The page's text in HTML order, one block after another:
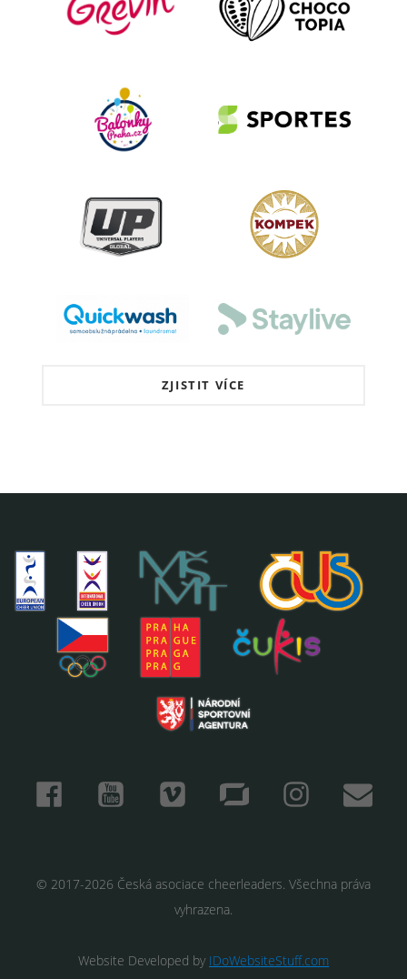
ZJISTIT VÍCE
© 2017-2026 Česká asociace cheerleaders. Všechna práva
vyhrazena.
Website Developed by IDoWebsiteStuff.com